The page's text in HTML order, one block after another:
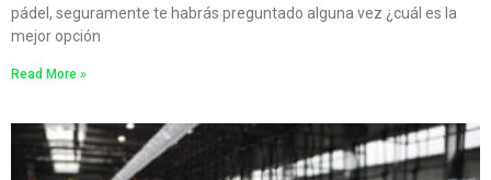
pádel, seguramente te habrás preguntado alguna vez ¿cuál es la
mejor opción
Read More »